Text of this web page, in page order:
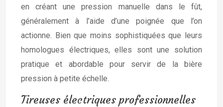
en créant une pression manuelle dans le fût,
généralement à l’aide d’une poignée que l’on
actionne. Bien que moins sophistiquées que leurs
homologues électriques, elles sont une solution
pratique et abordable pour servir de la bière
pression à petite échelle.
Tireuses électriques professionnelles